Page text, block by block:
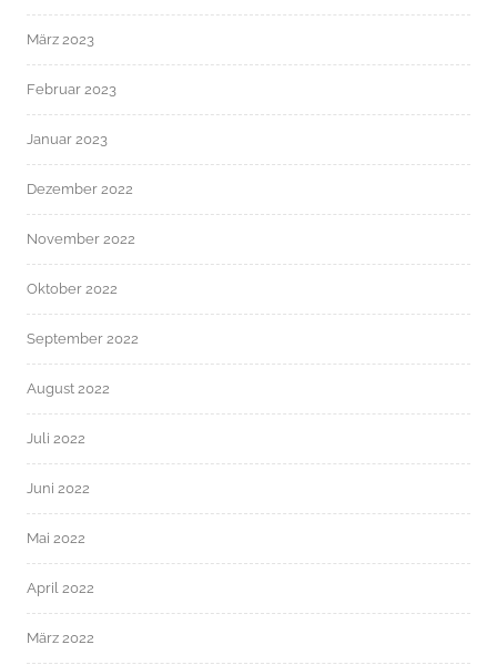
März 2023
Februar 2023
Januar 2023
Dezember 2022
November 2022
Oktober 2022
September 2022
August 2022
Juli 2022
Juni 2022
Mai 2022
April 2022
März 2022